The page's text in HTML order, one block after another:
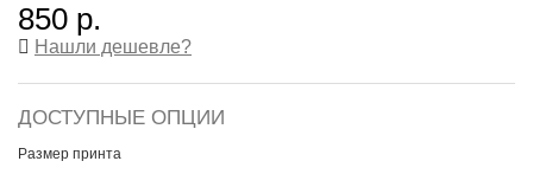
850 р.
Нашли дешевле?
ДОСТУПНЫЕ ОПЦИИ
Размер принта